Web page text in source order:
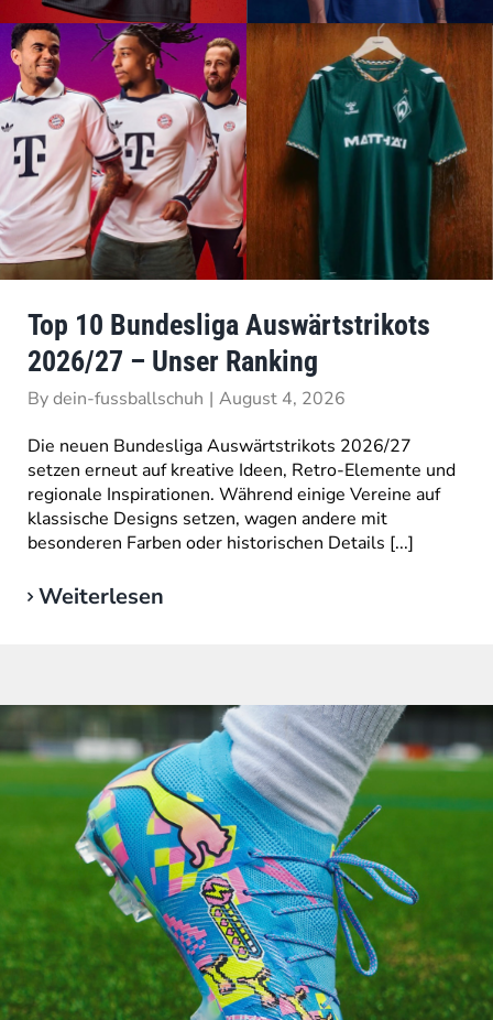
Top 10 Bundesliga Auswärtstrikots
2026/27 – Unser Ranking
Bydein-fussballschuh | August 4, 2026
Die neuen Bundesliga Auswärtstrikots 2026/27
setzen erneut auf kreative Ideen, Retro-Elemente und
regionale Inspirationen. Während einige Vereine auf
klassische Designs setzen, wagen andere mit
besonderen Farben oder historischen Details [...]
Weiterlesen